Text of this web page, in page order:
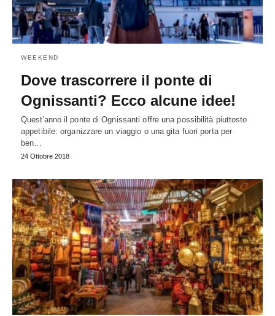
WEEKEND
Dove trascorrere il ponte di
Ognissanti? Ecco alcune idee!
Quest'anno il ponte di Ognissanti offre una possibilità piuttosto
appetibile: organizzare un viaggio o una gita fuori porta per
ben…
24 Ottobre 2018